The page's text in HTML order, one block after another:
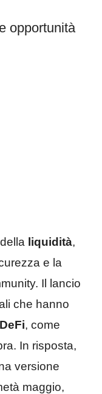
opportunità
liquidità,
e la
Il lancio
che hanno
DeFi, come
In risposta,
versione
maggio,